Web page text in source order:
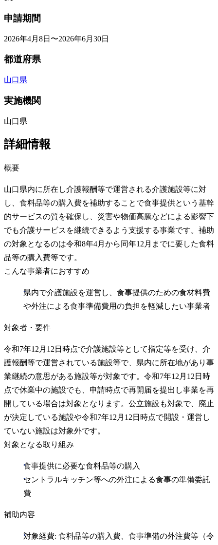
申請期間
2026年4月8日〜2026年6月30日
都道府県
山口県
実施機関
山口県
詳細情報
概要
山口県内に所在し介護報酬等で運営される介護施設等に対
し、食料品等の購入費を補助することで食事提供という基幹
的サービスの質を確保し、災害や物価高騰などによる影響下
でも介護サービスを継続できるよう支援する事業です。補助
の対象となるのは令和8年4月から同年12月までに要した食料
品等の購入費等です。
こんな事業者におすすめ
県内で介護施設を運営し、食事提供のための食材料費
や外注による食事準備費用の負担を軽減したい事業者
対象者・要件
令和7年12月12日時点で介護施設等として指定等を受け、介
護報酬等で運営されている施設等で、県内に所在地があり事
業継続の意思がある施設等が対象です。令和7年12月12日時
点で休業中の施設でも、申請時点で再開届を提出し事業を再
開している場合は対象となります。公立施設も対象で、廃止
が決定している施設や令和7年12月12日時点で開設・運営し
ていない施設は対象外です。
対象となる取り組み
食事提供に必要な食料品等の購入
セントラルキッチン等への外注による食事の準備委託
費
補助内容
対象経費: 食料品等の購入費、食事準備の外注費等（令